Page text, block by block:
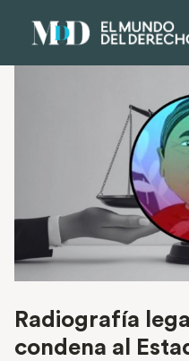
Radiografía
condena al